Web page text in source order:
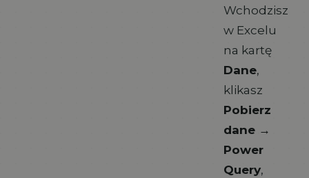
Wchodzisz
w Excelu
na kartę
Dane,
klikasz
Pobierz
dane →
Power
Query,